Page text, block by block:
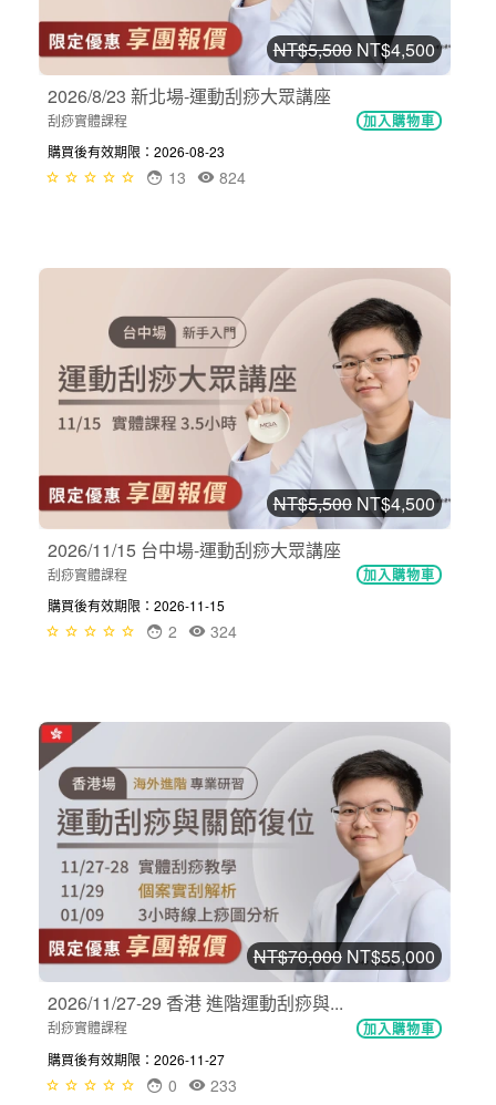
NT$5,500 NT$4,500
2026/8/23 新北場-運動刮痧大眾講座
刮痧實體課程 加入購物車
購買後有效期限：2026-08-23
824
13
NT$5,500 NT$4,500
2026/11/15 台中場-運動刮痧大眾講座
刮痧實體課程 加入購物車
購買後有效期限：2026-11-15
324
2
NT$70,000 NT$55,000
2026/11/27-29 香港 進階運動刮痧與...
刮痧實體課程 加入購物車
購買後有效期限：2026-11-27
233
0